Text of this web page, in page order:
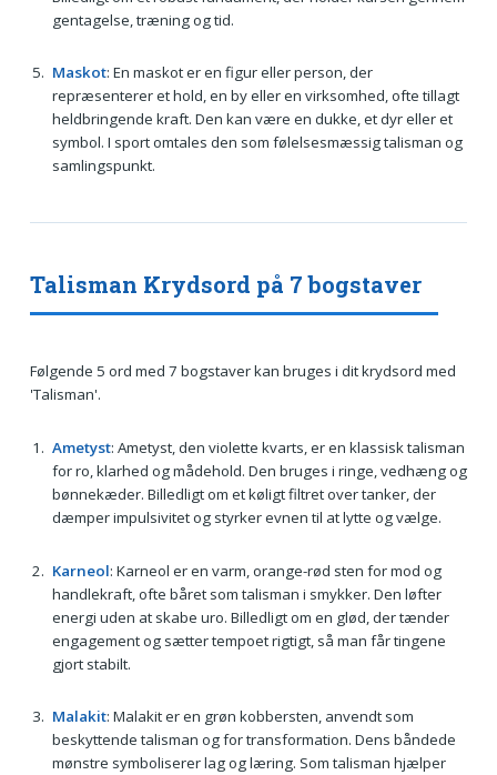
gentagelse, træning og tid.
Maskot: En maskot er en figur eller person, der
repræsenterer et hold, en by eller en virksomhed, ofte tillagt
heldbringende kraft. Den kan være en dukke, et dyr eller et
symbol. I sport omtales den som følelsesmæssig talisman og
samlingspunkt.
Talisman Krydsord på 7 bogstaver
Følgende 5 ord med 7 bogstaver kan bruges i dit krydsord med
'Talisman'.
Ametyst: Ametyst, den violette kvarts, er en klassisk talisman
for ro, klarhed og mådehold. Den bruges i ringe, vedhæng og
bønnekæder. Billedligt om et køligt filtret over tanker, der
dæmper impulsivitet og styrker evnen til at lytte og vælge.
Karneol: Karneol er en varm, orange-rød sten for mod og
handlekraft, ofte båret som talisman i smykker. Den løfter
energi uden at skabe uro. Billedligt om en glød, der tænder
engagement og sætter tempoet rigtigt, så man får tingene
gjort stabilt.
Malakit: Malakit er en grøn kobbersten, anvendt som
beskyttende talisman og for transformation. Dens båndede
mønstre symboliserer lag og læring. Som talisman hjælper